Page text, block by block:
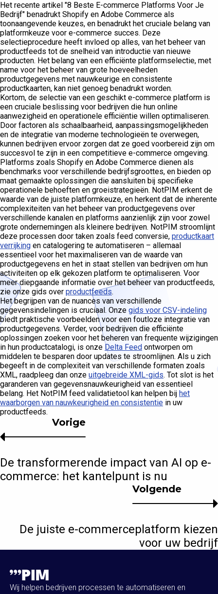
Het recente artikel "8 Beste E-commerce Platforms Voor Je
Bedrijf" benadrukt Shopify en Adobe Commerce als
toonaangevende keuzes, en benadrukt het cruciale belang van
platformkeuze voor e-commerce succes. Deze
selectieprocedure heeft invloed op alles, van het beheer van
productfeeds tot de snelheid van introductie van nieuwe
producten. Het belang van een efficiënte platformselectie, met
name voor het beheer van grote hoeveelheden
productgegevens met nauwkeurige en consistente
productkaarten, kan niet genoeg benadrukt worden.
Kortom, de selectie van een geschikt e-commerce platform is
een cruciale beslissing voor bedrijven die hun online
aanwezigheid en operationele efficiëntie willen optimaliseren.
Door factoren als schaalbaarheid, aanpassingsmogelijkheden
en de integratie van moderne technologieën te overwegen,
kunnen bedrijven ervoor zorgen dat ze goed voorbereid zijn om
succesvol te zijn in een competitieve e-commerce omgeving.
Platforms zoals Shopify en Adobe Commerce dienen als
benchmarks voor verschillende bedrijfsgroottes, en bieden op
maat gemaakte oplossingen die aansluiten bij specifieke
operationele behoeften en groeistrategieën. NotPIM erkent de
waarde van de juiste platformkeuze, en herkent dat de inherente
complexiteiten van het beheer van productgegevens over
verschillende kanalen en platforms aanzienlijk zijn voor zowel
grote ondernemingen als kleinere bedrijven. NotPIM stroomlijnt
deze processen door taken zoals feed conversie, productkaart
verrijking en catalogering te automatiseren – allemaal
essentieel voor het maximaliseren van de waarde van
productgegevens en het in staat stellen van bedrijven om hun
activiteiten op elk gekozen platform te optimaliseren. Voor
meer diepgaande informatie over het beheer van productfeeds,
zie onze gids over productfeeds.
Het begrijpen van de nuances van verschillende
gegevensindelingen is cruciaal. Onze gids voor CSV-indeling
biedt praktische voorbeelden voor een foutloze integratie van
productgegevens. Verder, voor bedrijven die efficiënte
oplossingen zoeken voor het beheren van frequente wijzigingen
in hun productcatalogi, is onze Delta Feed ontworpen om
middelen te besparen door updates te stroomlijnen. Als u zich
begeeft in de complexiteit van verschillende formaten zoals
XML, raadpleeg dan onze uitgebreide XML-gids. Tot slot is het
garanderen van gegevensnauwkeurigheid van essentieel
belang. Het NotPIM feed validatietool kan helpen bij het
waarborgen van nauwkeurigheid en consistentie in uw
productfeeds.
Volgende
De juiste e-commerceplatform kiezen
voor uw bedrijf
Vorige
De transformerende impact van AI op e-
commerce: het kantelpunt is nu
Wij helpen bedrijven processen te automatiseren en